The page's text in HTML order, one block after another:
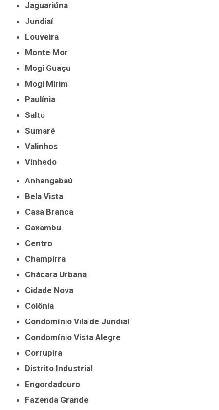
Jaguariúna
Jundiaí
Louveira
Monte Mor
Mogi Guaçu
Mogi Mirim
Paulínia
Salto
Sumaré
Valinhos
Vinhedo
Anhangabaú
Bela Vista
Casa Branca
Caxambu
Centro
Champirra
Chácara Urbana
Cidade Nova
Colônia
Condomínio Vila de Jundiaí
Condomínio Vista Alegre
Corrupira
Distrito Industrial
Engordadouro
Fazenda Grande